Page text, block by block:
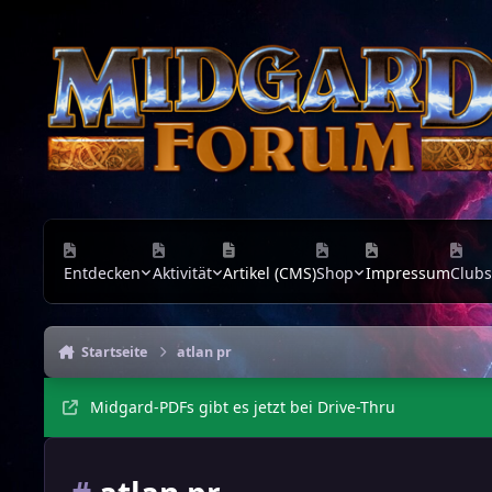
Entdecken Aktivität Artikel (CMS)Shop ImpressumClubs
Startseite atlan pr
Midgard-PDFs gibt es jetzt bei Drive-Thru